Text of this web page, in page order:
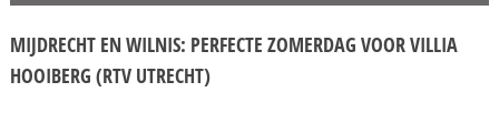
MIJDRECHT EN WILNIS: PERFECTE ZOMERDAG VOOR VILLIA
HOOIBERG (RTV UTRECHT)